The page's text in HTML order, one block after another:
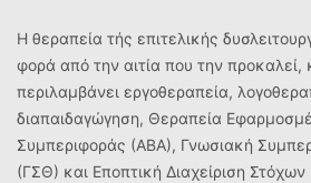
Η θεραπεία τής επιτελικής
φορά από την αιτία που την προκαλεί,
περιλαμβάνει εργοθεραπεία,
διαπαιδαγώγηση, Θεραπεία
Συμπεριφοράς (ΑΒΑ), Γνωσιακή
(ΓΣΘ) και Εποπτική Διαχείριση